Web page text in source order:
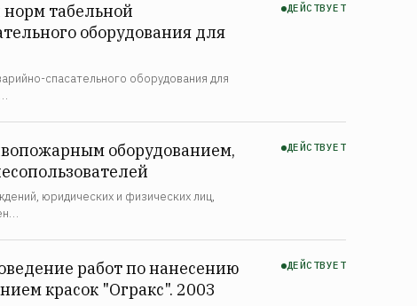
табельной
оборудования для
спасательного оборудования для
ДЕЙСТВУЕТ
оборудованием,
юридических и физических лиц,
ДЕЙСТВУЕТ
работ по нанесению
красок "Огракс". 2003
ДЕЙСТВУЕТ